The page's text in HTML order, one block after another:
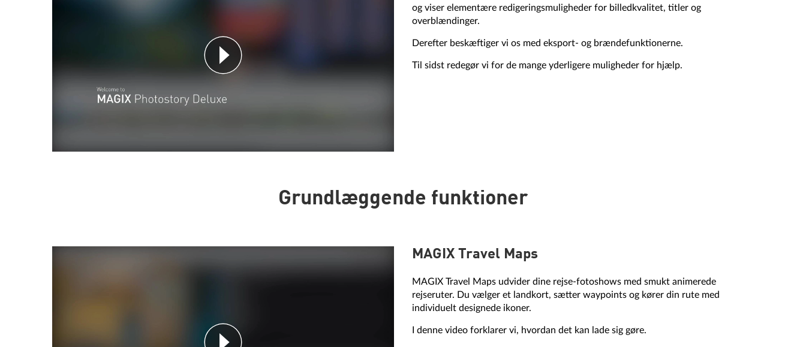
og viser elementære redigeringsmuligheder for billedkvalitet, titler og
overblændinger.
Derefter beskæftiger vi os med eksport- og brændefunktionerne.
Til sidst redegør vi for de mange yderligere muligheder for hjælp.
Grundlæggende funktioner
MAGIX Travel Maps
MAGIX Travel Maps udvider dine rejse-fotoshows med smukt animerede
rejseruter. Du vælger et landkort, sætter waypoints og kører din rute med
individuelt designede ikoner.
I denne video forklarer vi, hvordan det kan lade sig gøre.